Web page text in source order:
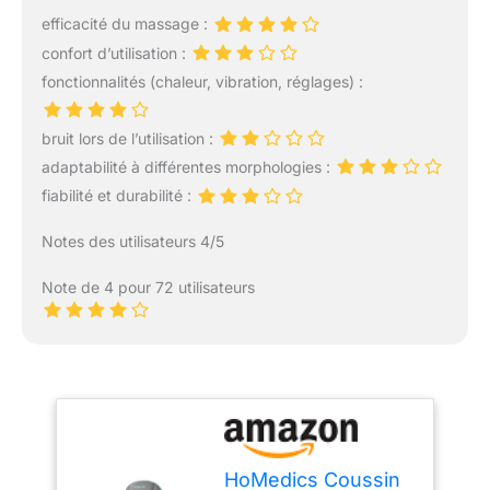
efficacité du massage :
confort d’utilisation :
fonctionnalités (chaleur, vibration, réglages) :
bruit lors de l’utilisation :
adaptabilité à différentes morphologies :
fiabilité et durabilité :
Notes des utilisateurs 4/5
Note de 4 pour 72 utilisateurs
HoMedics Coussin